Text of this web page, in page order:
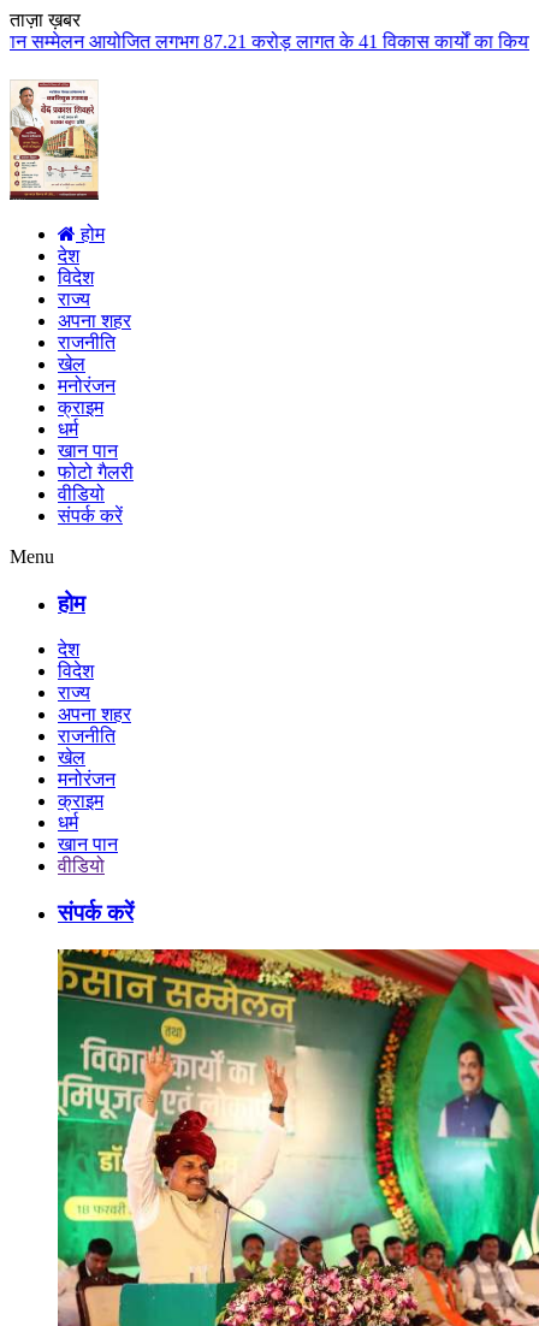
ताज़ा ख़बर
करोड़ लागत के 41 विकास कार्यों का किया लोकार्पण एवं
होम
देश
विदेश
राज्य
अपना शहर
राजनीति
खेल
मनोरंजन
क्राइम
धर्म
खान पान
फोटो गैलरी
वीडियो
संपर्क करें
Menu
होम
देश
विदेश
राज्य
अपना शहर
राजनीति
खेल
मनोरंजन
क्राइम
धर्म
खान पान
वीडियो
संपर्क करें